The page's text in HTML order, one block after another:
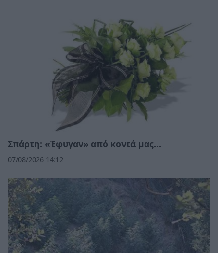
Σπάρτη: «Έφυγαν» από κοντά μας…
07/08/2026 14:12